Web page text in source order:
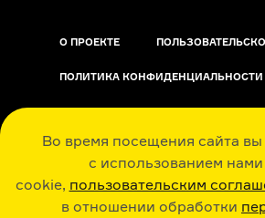
Во время посещения сайта вы
с использованием
cookie, пользовательским
в отношении обработки
О ПРОЕКТЕ
ПОЛИТИКА КОНФИДЕНЦИАЛЬНОСТИ
ОБРАТНАЯ СВЯЗЬ